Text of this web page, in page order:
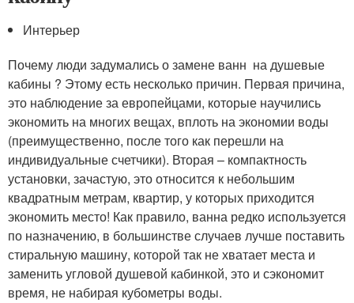
Интерьер
Почему люди задумались о замене ванн на душевые
кабины ? Этому есть несколько причин. Первая причина,
это наблюдение за европейцами, которые научились
экономить на многих вещах, вплоть на экономии воды
(преимущественно, после того как перешли на
индивидуальные счетчики). Вторая – компактность
установки, зачастую, это относится к небольшим
квадратным метрам, квартир, у которых приходится
экономить место! Как правило, ванна редко используется
по назначению, в большинстве случаев лучше поставить
стиральную машину, которой так не хватает места и
заменить угловой душевой кабинкой, это и сэкономит
время, не набирая кубометры воды.